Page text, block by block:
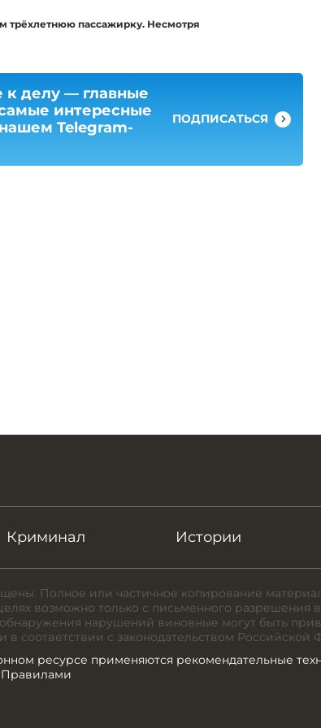
трёхлетнюю пассажирку. Несмотря
делу — главные
интересные
Telegram-
ПОДПИСАТЬСЯ
Криминал Истории
Полное или частичное копирование
возможно только с письменного разрешения
обнаружения нарушений виновные могут быть
в соответствии с законодательством Российской
ресурсе применяются рекомендательные
Правилами